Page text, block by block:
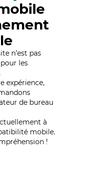
n’est pas
les
expérience,
de bureau
à
mobile.
!